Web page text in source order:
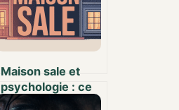
Maison sale et
psychologie : ce
que votre intérieur